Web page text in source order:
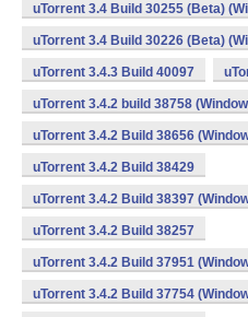
uTorrent 3.4 Build 30255 (Beta)
uTorrent 3.4 Build 30226 (Beta)
uTorrent 3.4.3 Build 40097
uTorrent 3.4.2 build 38758
uTorrent 3.4.2 Build 38656
uTorrent 3.4.2 Build 38429
uTorrent 3.4.2 Build 38397
uTorrent 3.4.2 Build 38257
uTorrent 3.4.2 Build 37951
uTorrent 3.4.2 Build 37754